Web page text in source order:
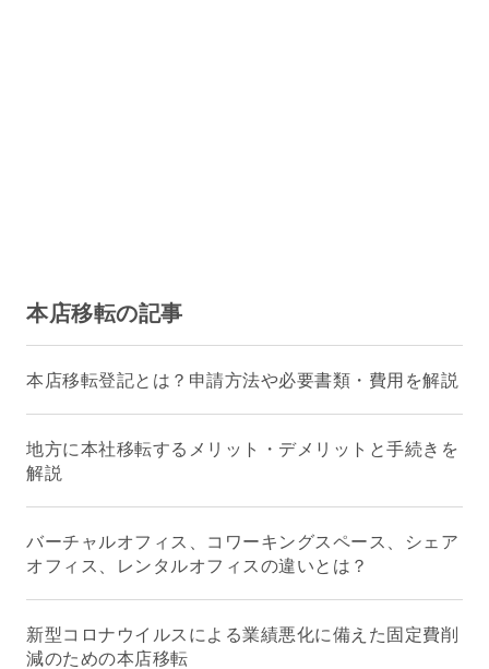
本店移転の記事
本店移転登記とは？申請方法や必要書類・費用を解説
地方に本社移転するメリット・デメリットと手続きを
解説
バーチャルオフィス、コワーキングスペース、シェア
オフィス、レンタルオフィスの違いとは？
新型コロナウイルスによる業績悪化に備えた固定費削
減のための本店移転